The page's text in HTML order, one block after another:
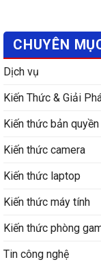
CHUYÊN
Dịch vụ
Kiến Thức & Giải
Kiến thức bản quyền
Kiến thức camera
Kiến thức laptop
Kiến thức máy tính
Kiến thức phòng
Tin công nghệ